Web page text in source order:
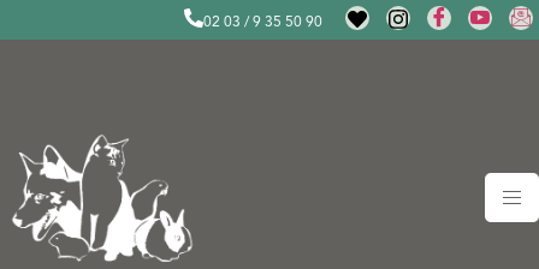
02 03 / 9 35 50 90